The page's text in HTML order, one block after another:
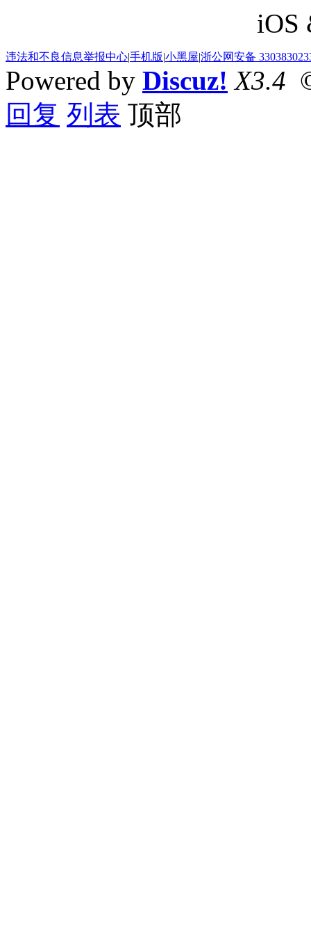
iOS
违法和不良信息举报中心|手机版|小黑屋|浙公网安备
Powered by Discuz! X3.4
回复 列表 顶部